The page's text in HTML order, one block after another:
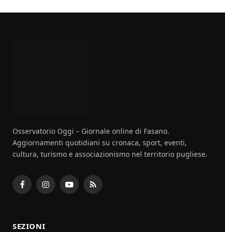
Osservatorio Oggi – Giornale online di Fasano.
Aggiornamenti quotidiani su cronaca, sport, eventi,
cultura, turismo e associazionismo nel territorio pugliese.
FacebookInstagramYouTubeRSS
SEZIONI